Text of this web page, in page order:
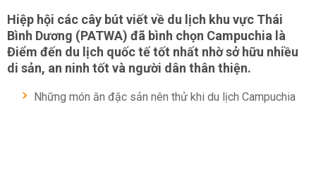
Hiệp hội các cây bút viết về du lịch khu vực Thái
Bình Dương (PATWA) đã bình chọn Campuchia là
Điểm đến du lịch quốc tế tốt nhất nhờ sở hữu nhiều
di sản, an ninh tốt và người dân thân thiện.
Những món ăn đặc sản nên thử khi du lịch Campuchia